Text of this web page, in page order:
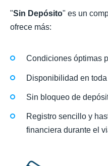
"Sin Depósito" es un
ofrece más:
Condiciones óptimas
Disponibilidad en
Sin bloqueo de
Registro sencillo y
financiera durante el